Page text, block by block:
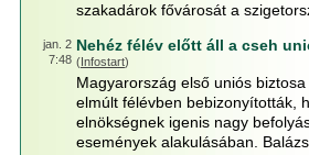
szakadárok fővárosát a
jan. 2
7:48
Nehéz félév előtt áll a cseh
(Infostart)
Magyarország első uniós
elmúlt félévben bebizonyították,
elnökségnek igenis nagy
események alakulásában.